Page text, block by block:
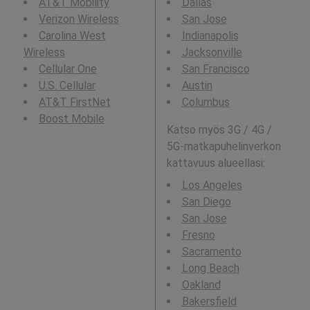
Verizon Wireless
Carolina West
Wireless
Cellular One
U.S. Cellular
AT&T FirstNet
Boost Mobile
San Jose
Indianapolis
Jacksonville
San Francisco
Austin
Columbus
Katso myös 3G / 4G /
5G-matkapuhelinverkon
kattavuus alueellasi:
Los Angeles
San Diego
San Jose
Fresno
Sacramento
Long Beach
Oakland
Bakersfield